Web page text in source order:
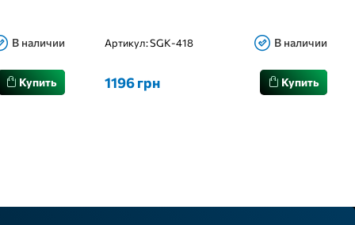
В наличии
Купить
Артикул:SGK-418 В наличии
1196 грн Купить